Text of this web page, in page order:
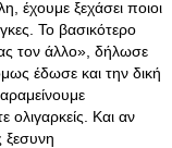
έχουμε ξεχάσει ποιοι
Το βασικότερο
τον άλλο», δήλωσε
έδωσε και την δική
ολιγαρκείς. Και αν
ξεσυνη